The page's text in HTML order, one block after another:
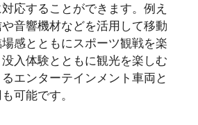
応することができます。例え
音響機材などを活用して移動
感とともにスポーツ観戦を楽
入体験とともに観光を楽しむ
エンターテインメント車両と
可能です。